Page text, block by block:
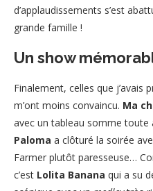
d’applaudissements s’est
grande famille !
Un show
Finalement, celles que j’avais
m’ont moins convaincu. Ma
avec un tableau somme toute
Paloma a clôturé la soirée
Farmer plutôt paresseuse…
c’est Lolita Banana qui a su